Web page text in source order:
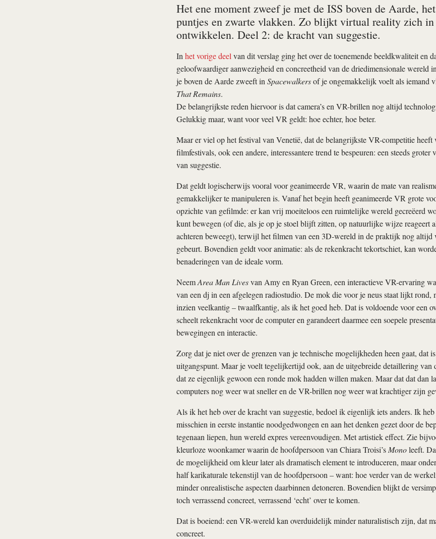
Het ene moment zweef je met de ISS boven de Aarde,
puntjes en zwarte vlakken. Zo blijkt virtual reality zich in
ontwikkelen. Deel 2: de kracht van suggestie.
In het vorige deel van dit verslag ging het over de toenemende beeldkwaliteit en
geloofwaardiger aanwezigheid en concreetheid van de driedimensionale wereld
je boven de Aarde zweeft in Spacewalkersof je ongemakkelijk voelt als iemand
That Remains.
De belangrijkste reden hiervoor is dat camera’s en VR-brillen nog altijd
Gelukkig maar, want voor veel VR geldt: hoe echter, hoe beter.
Maar er viel op het festival van Venetië, dat de belangrijkste VR-competitie heeft
filmfestivals, ook een andere, interessantere trend te bespeuren: een steeds groter
van suggestie.
Dat geldt logischerwijs vooral voor geanimeerde VR, waarin de mate van
gemakkelijker te manipuleren is. Vanaf het begin heeft geanimeerde VR grote
opzichte van gefilmde: er kan vrij moeiteloos een ruimtelijke wereld gecreëerd
kunt bewegen (of die, als je op je stoel blijft zitten, op natuurlijke wijze reageert
achteren beweegt), terwijl het filmen van een 3D-wereld in de praktijk nog altijd
gebeurt. Bovendien geldt voor animatie: als de rekenkracht tekortschiet, kan
benaderingen van de ideale vorm.
NeemArea Man Livesvan Amy en Ryan Green, een interactieve VR-ervaring
van een dj in een afgelegen radiostudio. De mok die voor je neus staat lijkt rond,
inzien veelkantig – twaalfkantig, als ik het goed heb. Dat is voldoende voor een
scheelt rekenkracht voor de computer en garandeert daarmee een soepele
bewegingen en interactie.
Zorg dat je niet over de grenzen van je technische mogelijkheden heen gaat, dat
uitgangspunt. Maar je voelt tegelijkertijd ook, aan de uitgebreide detaillering van
dat ze eigenlijk gewoon een ronde mok hadden willen maken. Maar dat dat dan
computers nog weer wat sneller en de VR-brillen nog weer wat krachtiger zijn
Als ik het heb over de kracht van suggestie, bedoel ik eigenlijk iets anders. Ik
misschien in eerste instantie noodgedwongen en aan het denken gezet door de
tegenaan liepen, hun wereld expres vereenvoudigen. Met artistiek effect. Zie
kleurloze woonkamer waarin de hoofdpersoon van Chiara Troisi’s Monoleeft.
de mogelijkheid om kleur later als dramatisch element te introduceren, maar
half karikaturale tekenstijl van de hoofdpersoon – want: hoe verder van de
minder onrealistische aspecten daarbinnen detoneren. Bovendien blijkt de
toch verrassend concreet, verrassend ‘echt’ over te komen.
Dat is boeiend: een VR-wereld kan overduidelijk minder naturalistisch zijn, dat
concreet.